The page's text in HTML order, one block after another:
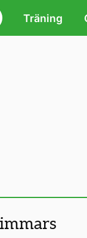
Träning